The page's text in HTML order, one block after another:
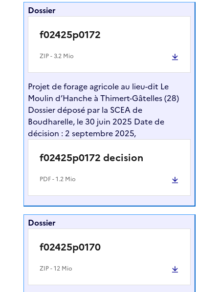
Dossier
f02425p0172
ZIP- 3.2 Mio
Projet de forage agricole au lieu-dit Le
Moulin d’Hanche à Thimert-Gâtelles (28)
Dossier déposé par la SCEA de
Boudharelle, le 30 juin 2025 Date de
décision : 2 septembre 2025,
f02425p0172 decision
PDF- 1.2 Mio
Dossier
f02425p0170
ZIP- 12 Mio